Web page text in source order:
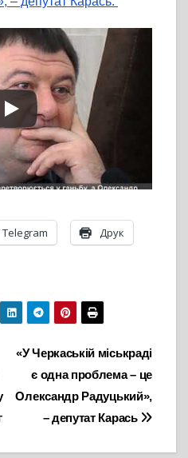
Telegram Друк
«У Черкаській міськраді
є одна проблема – це
Олександр Радуцький»,
– депутат Карась